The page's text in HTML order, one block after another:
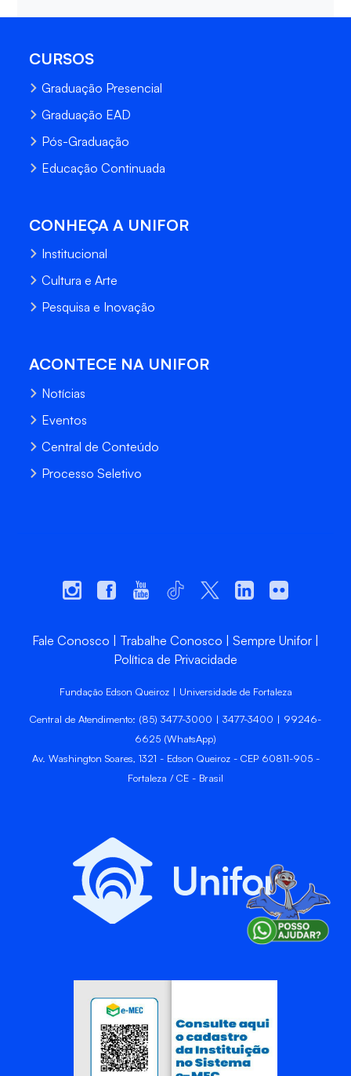
CURSOS
Graduação Presencial
Graduação EAD
Pós-Graduação
Educação Continuada
CONHEÇA A UNIFOR
Institucional
Cultura e Arte
Pesquisa e Inovação
ACONTECE NA UNIFOR
Notícias
Eventos
Central de Conteúdo
Processo Seletivo
Fale Conosco Trabalhe Conosco
Sempre Unifor
Política de Privacidade
Fundação Edson Queiroz | Universidade de Fortaleza
Central de Atendimento: (85) 3477-3000 | 3477-3400 | 99246-
6625 (WhatsApp)
Av. Washington Soares, 1321 - Edson Queiroz - CEP 60811-905 -
Fortaleza / CE - Brasil